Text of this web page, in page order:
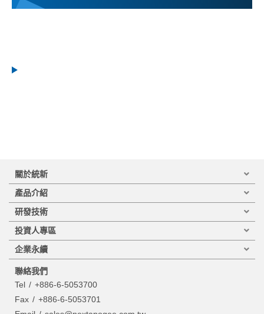
關於統新
產品介紹
研發技術
投資人專區
企業永續
聯絡我們
Tel
+886-6-5053700
Fax
+886-6-5053701